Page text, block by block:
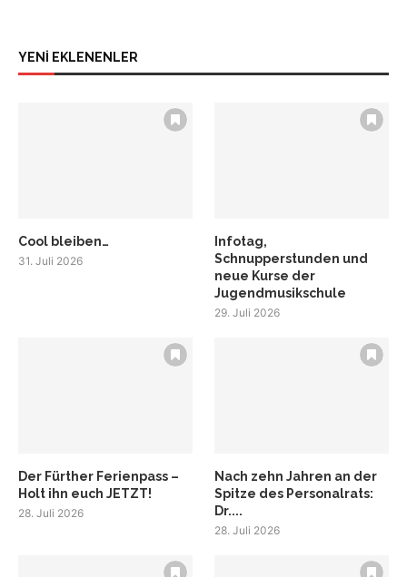
YENİ EKLENENLER
Cool bleiben…
31. Juli 2026
Infotag,
Schnupperstunden und
neue Kurse der
Jugendmusikschule
29. Juli 2026
Der Fürther Ferienpass –
Holt ihn euch JETZT!
28. Juli 2026
Nach zehn Jahren an der
Spitze des Personalrats:
Dr....
28. Juli 2026